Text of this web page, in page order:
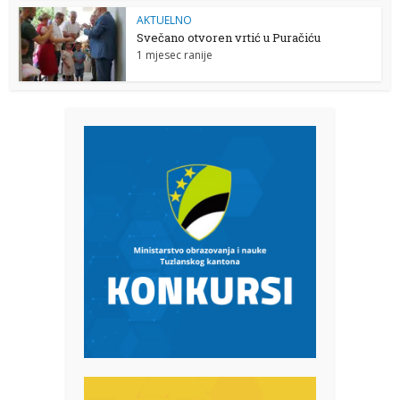
AKTUELNO
Svečano otvoren vrtić u Puračiću
1 mjesec ranije